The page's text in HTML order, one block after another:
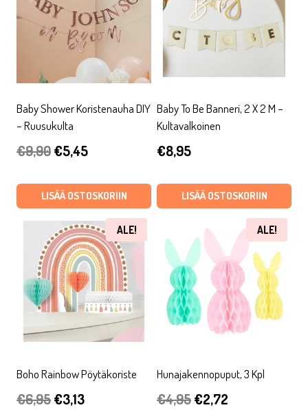
Baby Shower Koristenauha DIY
– Ruusukulta
€9,90Alkuperäinen
oli:
€5,45Nykyinen
on:
€5,45.
LISÄÄ OSTOSKORIIN
Baby To Be Banneri, 2 X 2 M –
Kultavalkoinen
€8,95
LISÄÄ OSTOSKORIIN
ALE!
Boho Rainbow Pöytäkoriste
€6,95Alkuperäinen
€3,13Nykyinen
ALE!
Hunajakennopuput, 3 Kpl
€4,95Alkuperäinen
€2,72